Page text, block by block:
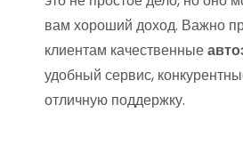
вам хороший доход. Важно
клиентам качественные
удобный сервис,
отличную поддержку.